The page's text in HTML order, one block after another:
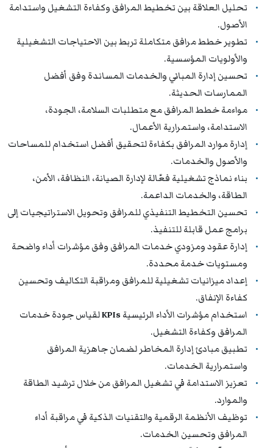
تحليل العلاقة بين تخطيط المرافق وكفاءة التشغيل واستدامة
الأصول.
تطوير خطط مرافق متكاملة تربط بين الاحتياجات التشغيلية
والأولويات المؤسسية.
تحسين إدارة المباني والخدمات المساندة وفق أفضل
الممارسات الحديثة.
مواءمة خطط المرافق مع متطلبات السلامة، الجودة،
الاستدامة، واستمرارية الأعمال.
إدارة موارد المرافق بكفاءة لتحقيق أفضل استخدام للمساحات
والأصول والخدمات.
بناء نماذج تشغيلية فعّالة لإدارة الصيانة، النظافة، الأمن،
الطاقة، والخدمات الداعمة.
تحسين التخطيط التنفيذي للمرافق وتحويل الاستراتيجيات إلى
برامج عمل قابلة للتنفيذ.
إدارة عقود ومزودي خدمات المرافق وفق مؤشرات أداء واضحة
ومستويات خدمة محددة.
إعداد ميزانيات تشغيلية للمرافق ومراقبة التكاليف وتحسين
كفاءة الإنفاق.
استخدام مؤشرات الأداء الرئيسيةKPIsلقياس جودة خدمات
المرافق وكفاءة التشغيل.
تطبيق مبادئ إدارة المخاطر لضمان جاهزية المرافق
واستمرارية الخدمات.
تعزيز الاستدامة في تشغيل المرافق من خلال ترشيد الطاقة
والموارد.
توظيف الأنظمة الرقمية والتقنيات الذكية في مراقبة أداء
المرافق وتحسين الخدمات.